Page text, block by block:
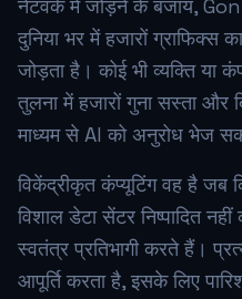
नेटवर्क में जोड़ने के बजाय,
दुनिया भर में हजारों ग्राफिक्स
जोड़ता है। कोई भी व्यक्ति या
तुलना में हजारों गुना सस्ता और
माध्यम से AI को अनुरोध भेज
विकेंद्रीकृत कंप्यूटिंग वह है जब
विशाल डेटा सेंटर निष्पादित
स्वतंत्र प्रतिभागी करते हैं।
आपूर्ति करता है, इसके लिए